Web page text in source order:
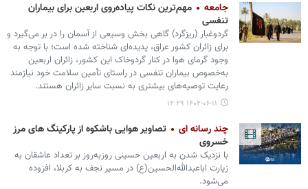
جامعه
مهم‌ترین نکات پیاده‌روی اربعین برای بیماران
تنفسی
گردوغبار (ریزگرد) گاهی بخش وسیعی از آسمان را در بر می‌گیرد و
برای زائران کشور عراق، پدیده‌ای شناخته شده است؛ با توجه به
وجود گرمای هوا در کنار گردوخاک این کشور، زائران اربعین
به‌خصوص بیماران تنفسی در راستای تأمین سلامت خود نیازمند
رعایت توصیه‌های بیشتری به نسبت سایر زائران هستند.
۱۴۰۲-۰۶-۱۱ ۱۲:۲۹
چند رسانه ای
تصاویر هوایی باشکوه از پارکینگ های مرز
خسروی
با نزدیک شدن به اربعین حسینی روزبه‌روز بر تعداد عاشقان به
زیارت اباعبدالله‌الحسین(ع) در مسیر نجف به کربلا، افزوده
می‌شود.